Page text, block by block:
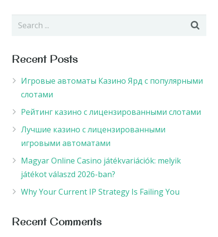
Recent Posts
Игровые автоматы Казино Ярд с популярными
слотами
Рейтинг казино с лицензированными слотами
Лучшие казино с лицензированными
игровыми автоматами
Magyar Online Casino játékvariációk: melyik
játékot válaszd 2026-ban?
Why Your Current IP Strategy Is Failing You
Recent Comments